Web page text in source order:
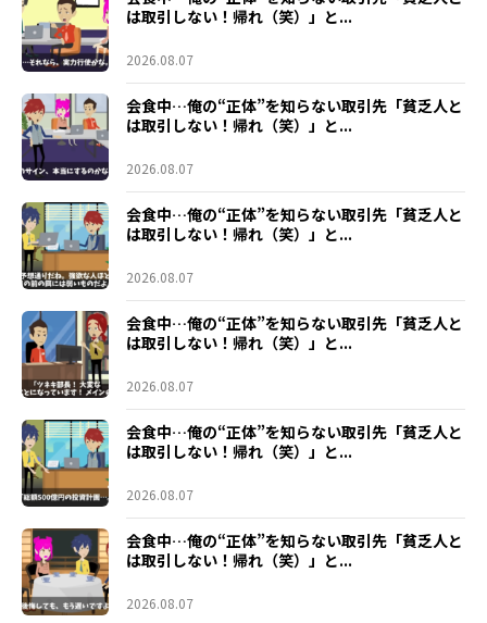
は取引しない！帰れ（笑）」と...
2026.08.07
会食中…俺の“正体”を知らない取引先「貧乏人と
は取引しない！帰れ（笑）」と...
2026.08.07
会食中…俺の“正体”を知らない取引先「貧乏人と
は取引しない！帰れ（笑）」と...
2026.08.07
会食中…俺の“正体”を知らない取引先「貧乏人と
は取引しない！帰れ（笑）」と...
2026.08.07
会食中…俺の“正体”を知らない取引先「貧乏人と
は取引しない！帰れ（笑）」と...
2026.08.07
会食中…俺の“正体”を知らない取引先「貧乏人と
は取引しない！帰れ（笑）」と...
2026.08.07